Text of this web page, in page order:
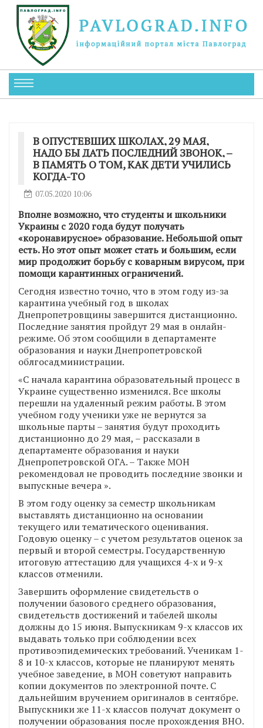
В ОПУСТЕВШИХ ШКОЛАХ, 29 МАЯ,
НАДО БЫ ДАТЬ ПОСЛЕДНИЙ ЗВОНОК, –
В ПАМЯТЬ О ТОМ, КАК ДЕТИ УЧИЛИСЬ
КОГДА-ТО
07.05.2020 10:06
Вполне возможно, что студенты и школьники
Украины с 2020 года будут получать
«коронавирусное» образование. Небольшой опыт
есть. Но этот опыт может стать и большим, если
мир продолжит борьбу с коварным вирусом, при
помощи карантинных ограничений.
Сегодня известно точно, что в этом году из-за
карантина учебный год в школах
Днепропетровщины завершится дистанционно.
Последние занятия пройдут 29 мая в онлайн-
режиме. Об этом сообщили в департаменте
образования и науки Днепропетровской
облгосадминистрации.
«С начала карантина образовательный процесс в
Украине существенно изменился. Все школы
перешли на удаленный режим работы. В этом
учебном году ученики уже не вернутся за
школьные парты – занятия будут проходить
дистанционно до 29 мая, – рассказали в
департаменте образования и науки
Днепропетровской ОГА. – Также МОН
рекомендовал не проводить последние звонки и
выпускные вечера ».
В этом году оценку за семестр школьникам
выставлять дистанционно на основании
текущего или тематического оценивания.
Годовую оценку – с учетом результатов оценок за
первый и второй семестры. Государственную
итоговую аттестацию для учащихся 4-х и 9-х
классов отменили.
Завершить оформление свидетельств о
получении базового среднего образования,
свидетельств достижений и табелей школы
должны до 15 июня. Выпускникам 9-х классов их
выдавать только при соблюдении всех
противоэпидемических требований. Ученикам 1-
8 и 10-х классов, которые не планируют менять
учебное заведение, в МОН советуют направить
копии документов по электронной почте. С
дальнейшим вручением оригиналов в сентябре.
Выпускники же 11-х классов получат документ о
получении образования после прохождения ВНО.